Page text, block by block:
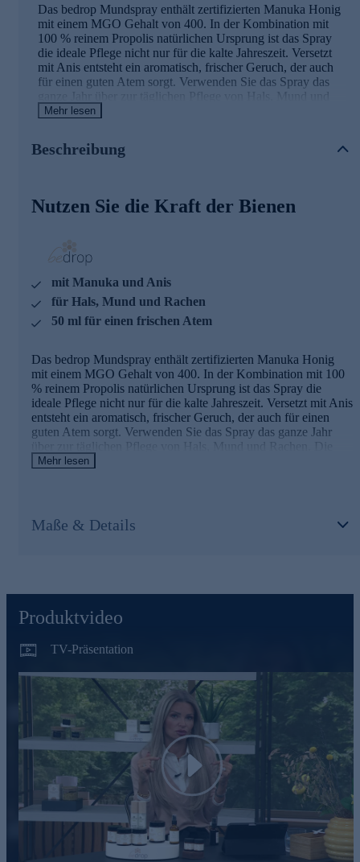
Das bedrop Mundspray enthält zertifizierten Manuka Honig
mit einem MGO Gehalt von 400. In der Kombination mit
100 % reinem Propolis natürlichen Ursprung ist das Spray
die ideale Pflege nicht nur für die kalte Jahreszeit. Versetzt
mit Anis entsteht ein aromatisch, frischer Geruch, der auch
für einen guten Atem sorgt. Verwenden Sie das Spray das
ganze Jahr über zur täglichen Pflege von Hals, Mund und
Rachen. Die Bienen wissen schon, was gut ist.
Was ist eigentlich Propolis?
überwiegend aus Harz und Wachs bestehende Substanz wird
die Verkittung von im Bienenstock verwendet. mit ein. Nur
Bienen können über Propolis laufen, alle anderen Insekten
würden in der Substanz hängen bleiben. So nutzen Bienen
Propolis gegen fremde Eindringlinge und als Schutz für den
Bienenstock.
Mehr lesen
Beschreibung
Nutzen Sie die Kraft der Bienen
mit Manuka und Anis
für Hals, Mund und Rachen
50 ml für einen frischen Atem
Das bedrop Mundspray enthält zertifizierten Manuka Honig
mit einem MGO Gehalt von 400. In der Kombination mit 100
% reinem Propolis natürlichen Ursprung ist das Spray die
ideale Pflege nicht nur für die kalte Jahreszeit. Versetzt mit Anis
entsteht ein aromatisch, frischer Geruch, der auch für einen
guten Atem sorgt. Verwenden Sie das Spray das ganze Jahr
über zur täglichen Pflege von Hals, Mund und Rachen. Die
Bienen wissen schon, was gut ist.
Propolis gilt neben Honig, Blütenpollen und Gelée Royale als
Verkittung von im Bienenstock verwendet. mit ein. Nur Bienen
können über Propolis laufen, alle anderen Insekten würden in
der Substanz hängen bleiben. So nutzen Bienen Propolis gegen
fremde Eindringlinge und als Schutz für den Bienenstock.
Mundspray jetzt online bestellen.
Mehr lesen
Maße & Details
Produktvideo
TV-Präsentation
Play